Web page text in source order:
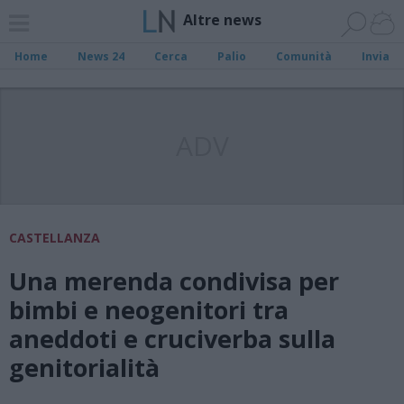
Altre news
Home News 24 Cerca Palio Comunità Invia
CASTELLANZA
Una merenda condivisa per
bimbi e neogenitori tra
aneddoti e cruciverba sulla
genitorialità